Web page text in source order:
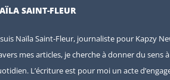
SAINT-FLEUR
suis Naïla Saint-Fleur, journaliste pour Kapzy
mes articles, je cherche à donner du sens
L’écriture est pour moi un acte